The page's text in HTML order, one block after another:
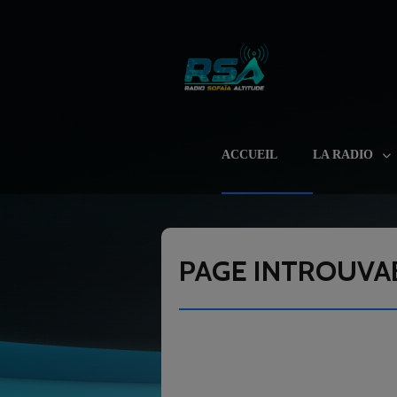
ACCUEIL LA RADIO
PAGE